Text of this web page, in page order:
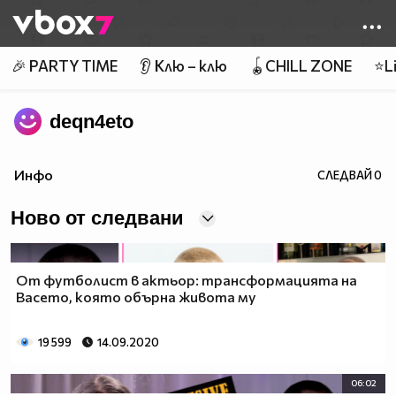
👾
🎉 PARTY TIME 👂 Клю – клю 🪀CHILL ZONE
deqn4eto
Инфо СЛЕДВАЙ0
Ново от следвани
От футболист в актьор: трансформацията на
Васето, която обърна живота му
19 599 14.09.2020
06:02